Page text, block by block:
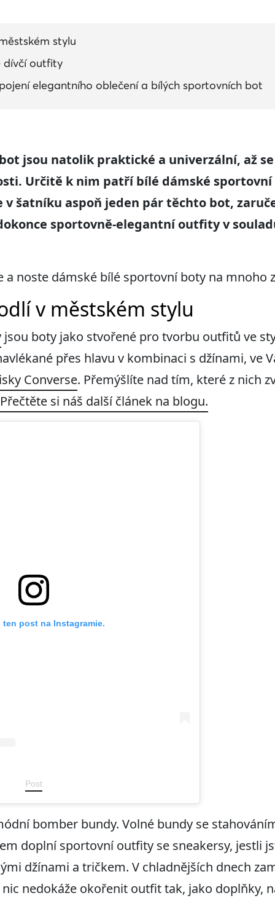
stylu
dívčí outfity
elegantního oblečení a bílých sportovních bot
jsou natolik praktické a univerzální, až
Určitě k nim patří bílé dámské
v šatníku aspoň jeden pár těchto bot,
sportovně-elegantní outfity v
noste dámské bílé sportovní boty na mnoho
v městském stylu
jsou boty jako stvořené pro tvorbu outfitů ve
přes hlavu v kombinaci s džínami, ve
Converse. Přemýšlíte nad tím, které z nich
Přečtěte si náš další článek na blogu.
ten post na Instagramie.
Post
bomber bundy. Volné bundy se
doplní sportovní outfity se sneakersy, jestli
džínami a tričkem. V chladnějších dnech
nedokáže okořenit outfit tak, jako doplňky,